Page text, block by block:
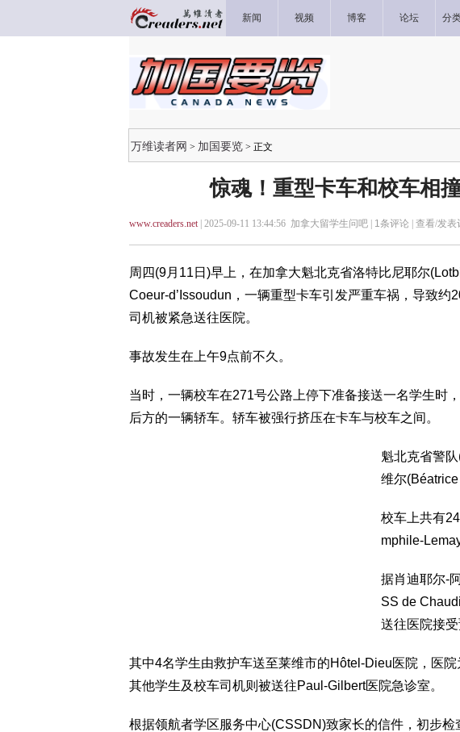
新闻 视频 博客 论坛 分
万维读者网 > 加国要览 > 正文
惊魂！重型卡车和校车相
www.creaders.net| 2025-09-11 13:44:56 加拿大留学生问吧 | 1条评论 | 查看/发表
周四(9月11日)早上，在加拿大魁北克省洛特比尼耶尔
Coeur-d’Issoudun，一辆重型卡车引发严重车祸，导致
司机被紧急送往医院。
事故发生在上午9点前不久。
当时，一辆校车在271号公路上停下准备接送一名学生时
后方的一辆轿车。轿车被强行挤压在卡车与校车之间。
魁北克省警
维尔(Béatrice
校车上共有
mphile-
据肖迪耶尔-
SS de
送往医院接受
其中4名学生由救护车送至莱维市的Hôtel-Dieu医院，医院
其他学生及校车司机则被送往Paul-Gilbert医院急诊室。
根据领航者学区服务中心(CSSDN)致家长的信件，初步